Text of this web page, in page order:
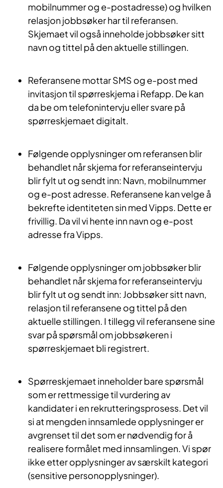
mobilnummer og e-postadresse) og hvilken
relasjon jobbsøker har til referansen.
Skjemaet vil også inneholde jobbsøker sitt
navn og tittel på den aktuelle stillingen.
Referansene mottar SMS og e-post med
invitasjon til spørreskjema i Refapp. De kan
da be om telefonintervju eller svare på
spørreskjemaet digitalt.
Følgende opplysninger om referansen blir
behandlet når skjema for referanseintervju
blir fylt ut og sendt inn: Navn, mobilnummer
og e-post adresse. Referansene kan velge å
bekrefte identiteten sin med Vipps. Dette er
frivillig. Da vil vi hente inn navn og e-post
adresse fra Vipps.
Følgende opplysninger om jobbsøker blir
behandlet når skjema for referanseintervju
blir fylt ut og sendt inn: Jobbsøker sitt navn,
relasjon til referansene og tittel på den
aktuelle stillingen. I tillegg vil referansene sine
svar på spørsmål om jobbsøkeren i
spørreskjemaet bli registrert.
Spørreskjemaet inneholder bare spørsmål
som er rettmessige til vurdering av
kandidater i en rekrutteringsprosess. Det vil
si at mengden innsamlede opplysninger er
avgrenset til det som er nødvendig for å
realisere formålet med innsamlingen. Vi spør
ikke etter opplysninger av særskilt kategori
(sensitive personopplysninger).